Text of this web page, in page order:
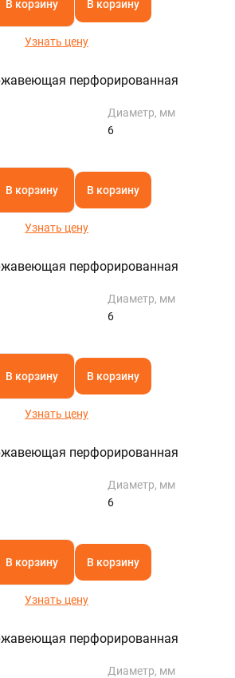
В корзину В корзину
Узнать цену
перфорированная
Диаметр, мм
6
В корзину В корзину
Узнать цену
перфорированная
Диаметр, мм
6
В корзину В корзину
Узнать цену
перфорированная
Диаметр, мм
6
В корзину В корзину
Узнать цену
перфорированная
Диаметр, мм